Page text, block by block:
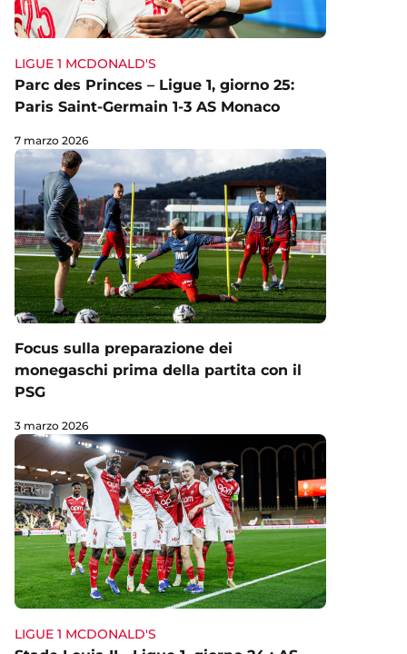
LIGUE 1 MCDONALD'S
Parc des Princes – Ligue 1, giorno 25:
Paris Saint-Germain 1-3 AS Monaco
7 marzo 2026
Focus sulla preparazione dei
monegaschi prima della partita con il
PSG
3 marzo 2026
LIGUE 1 MCDONALD'S